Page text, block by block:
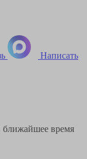
Написать
ближайшее время